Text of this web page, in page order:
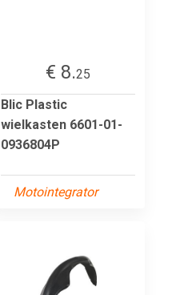
€ 8.25
Blic Plastic
wielkasten 6601-01-
0936804P
Motointegrator